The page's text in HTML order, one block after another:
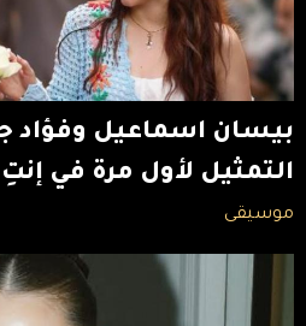
بيسان اسماعيل وفؤاد
التمثيل لأول مرة في إنتِ
موسيقى